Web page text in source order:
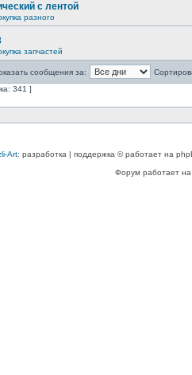
с лентой
разного
запчастей
сообщения за:
341 ]
Art: разработка | поддержка © работает на
Форум работает